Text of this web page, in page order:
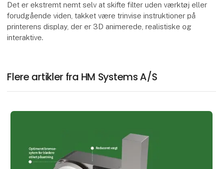
Det er ekstremt nemt selv at skifte filter uden værktøj eller
forudgående viden, takket være trinvise instruktioner på
printerens display, der er 3D animerede, realistiske og
interaktive.
Flere artikler fra HM Systems A/S